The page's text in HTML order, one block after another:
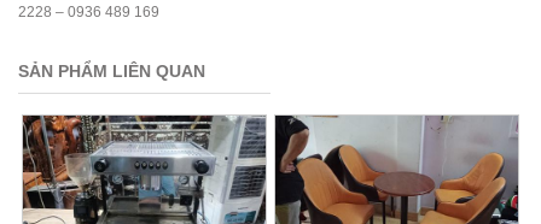
2228 – 0936 489 169
SẢN PHẨM LIÊN QUAN